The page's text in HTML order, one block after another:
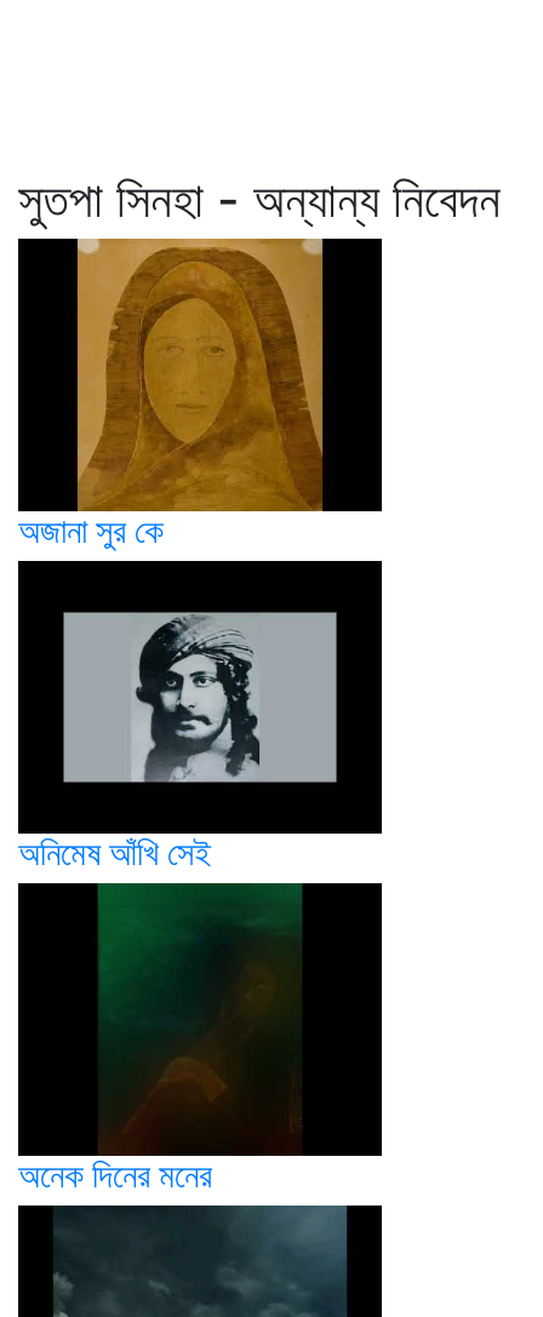
সুতপা সিনহা - অন্যান্য নিবেদন
অজানা সুর কে
অনিমেষ আঁখি সেই
অনেক দিনের মনের